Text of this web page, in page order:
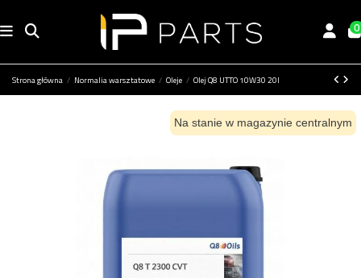
0
Strona główna Normalia warsztatowe Oleje Olej Q8 UTTO 10W30 20l
Na stanie w magazynie centralnym